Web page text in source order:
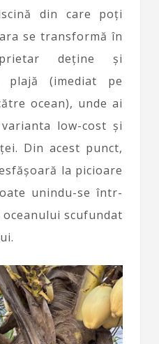
din care poți
se transformă în
deține și
plajă (imediat pe
ocean), unde ai
low-cost și
Din acest punct,
la picioare
unindu-se într-
scufundat